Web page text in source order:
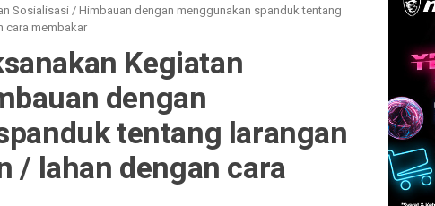
Sosialisasi / Himbauan dengan menggunakan spanduk tentang
cara membakar
Kegiatan
dengan
tentang larangan
/ lahan dengan cara